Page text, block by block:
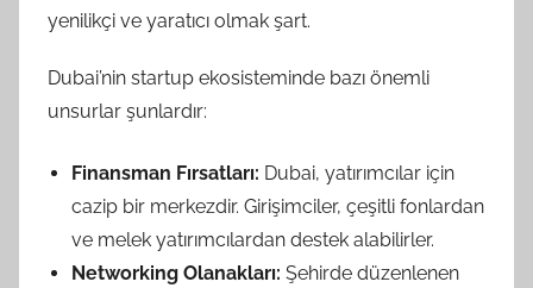
yenilikçi ve yaratıcı olmak şart.
Dubai’nin startup ekosisteminde bazı önemli
unsurlar şunlardır:
Finansman Fırsatları: Dubai, yatırımcılar için
cazip bir merkezdir. Girişimciler, çeşitli fonlardan
ve melek yatırımcılardan destek alabilirler.
Networking Olanakları: Şehirde düzenlenen